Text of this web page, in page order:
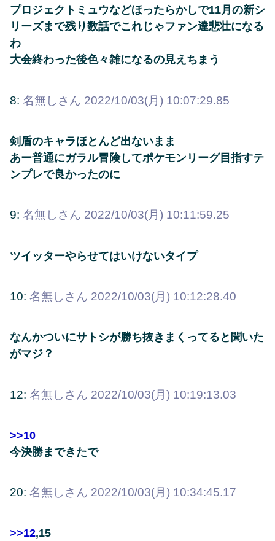
プロジェクトミュウなどほったらかしで11月の新シ
リーズまで残り数話でこれじゃファン達悲壮になる
わ
大会終わった後色々雑になるの見えちまう
8: 名無しさん 2022/10/03(月) 10:07:29.85
剣盾のキャラほとんど出ないまま
あー普通にガラル冒険してポケモンリーグ目指すテ
ンプレで良かったのに
9: 名無しさん 2022/10/03(月) 10:11:59.25
ツイッターやらせてはいけないタイプ
10: 名無しさん 2022/10/03(月) 10:12:28.40
なんかついにサトシが勝ち抜きまくってると聞いた
がマジ？
12: 名無しさん 2022/10/03(月) 10:19:13.03
>>10
今決勝まできたで
20: 名無しさん 2022/10/03(月) 10:34:45.17
>>12,15